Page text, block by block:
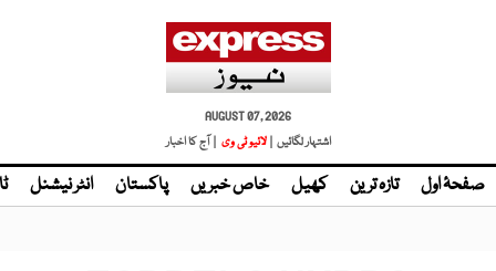
AUGUST 07, 2026
اشتہار لگائیں | لائیو ٹی وی | آج کا اخبار
صفحۂ اول تازہ ترین کھیل خاص خبریں پاکستان انٹر نیشنل